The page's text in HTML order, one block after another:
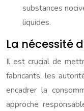
substances
liquides.
La nécessité
Il est crucial de
fabricants, les
encadrer la
approche